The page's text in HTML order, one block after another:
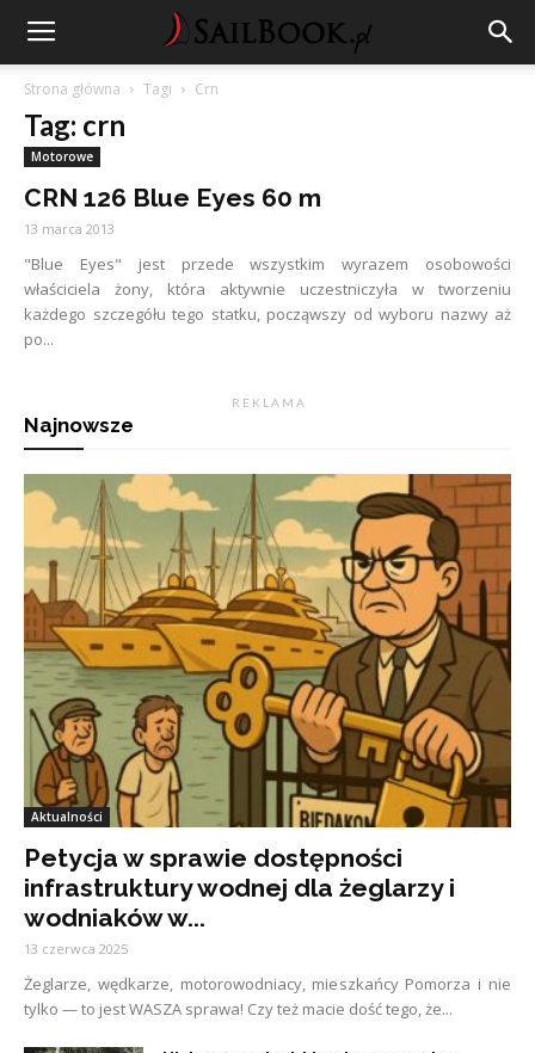
Strona główna Tagi Crn
Tag: crn
Motorowe
CRN 126 Blue Eyes 60 m
13 marca 2013
"Blue Eyes" jest przede wszystkim wyrazem osobowości
właściciela żony, która aktywnie uczestniczyła w tworzeniu
każdego szczegółu tego statku, począwszy od wyboru nazwy aż
po...
R E K L A M A
Najnowsze
Aktualności
Petycja w sprawie dostępności
infrastruktury wodnej dla żeglarzy i
wodniaków w...
13 czerwca 2025
Żeglarze, wędkarze, motorowodniacy, mieszkańcy Pomorza i nie
tylko — to jest WASZA sprawa! Czy też macie dość tego, że...